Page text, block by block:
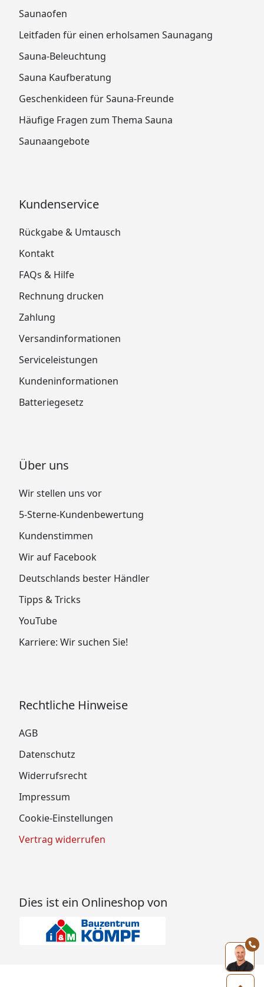
Saunaofen
Leitfaden für einen erholsamen Saunagang
Sauna-Beleuchtung
Sauna Kaufberatung
Geschenkideen für Sauna-Freunde
Häufige Fragen zum Thema Sauna
Saunaangebote
Kundenservice
Rückgabe & Umtausch
Kontakt
FAQs & Hilfe
Rechnung drucken
Zahlung
Versandinformationen
Serviceleistungen
Kundeninformationen
Batteriegesetz
Über uns
Wir stellen uns vor
5-Sterne-Kundenbewertung
Kundenstimmen
Wir auf Facebook
Deutschlands bester Händler
Tipps & Tricks
YouTube
Karriere: Wir suchen Sie!
Rechtliche Hinweise
AGB
Datenschutz
Widerrufsrecht
Impressum
Cookie-Einstellungen
Vertrag widerrufen
Dies ist ein Onlineshop von